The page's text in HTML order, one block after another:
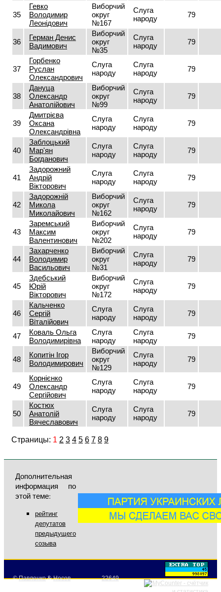
35
Гевко
Володимир
Леонідович
Виборчий
округ
№167
Слуга
народу
79
36
Герман Денис
Вадимович
Виборчий
округ
№35
Слуга
народу
79
37
Горбенко
Руслан
Олександрович
Слуга
народу
Слуга
народу
79
38
Дануца
Олександр
Анатолійович
Виборчий
округ
№99
Слуга
народу
79
39
Дмитрієва
Оксана
Олександрівна
Слуга
народу
Слуга
народу
79
40
Заблоцький
Мар'ян
Богданович
Слуга
народу
Слуга
народу
79
41
Задорожний
Андрій
Вікторович
Слуга
народу
Слуга
народу
79
42
Задорожній
Микола
Миколайович
Виборчий
округ
№162
Слуга
народу
79
43
Заремський
Максим
Валентинович
Виборчий
округ
№202
Слуга
народу
79
44
Захарченко
Володимир
Васильович
Виборчий
округ
№31
Слуга
народу
79
45
Здебський
Юрій
Вікторович
Виборчий
округ
№172
Слуга
народу
79
46
Кальченко
Сергій
Віталійович
Слуга
народу
Слуга
народу
79
47
Коваль Ольга
Володимирівна
Слуга
народу
Слуга
народу
79
48
Копитін Ігор
Володимирович
Виборчий
округ
№129
Слуга
народу
79
49
Корнієнко
Олександр
Сергійович
Слуга
народу
Слуга
народу
79
50
Костюх
Анатолій
Вячеславович
Слуга
народу
Слуга
народу
79
Страницы: 1 2 3 4 5 6 7 8 9
Дополнительная
информация по
этой теме:
рейтинг
депутатов
предыдущего
созыва
©Павленко&Носов 22649